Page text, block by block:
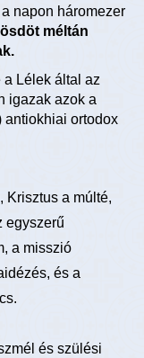
napon háromezer
méltán
Lélek által az
igazak azok a
antiokhiai ortodox
Krisztus a múlté,
egyszerű
a misszió
és a
és szülési